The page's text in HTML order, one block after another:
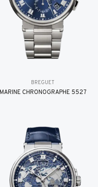
BREGUET
MARINE CHRONOGRAPHE 5527